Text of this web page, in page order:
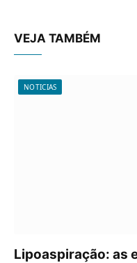
VEJA TAMBÉM
NOTICIAS
Lipoaspiração: as